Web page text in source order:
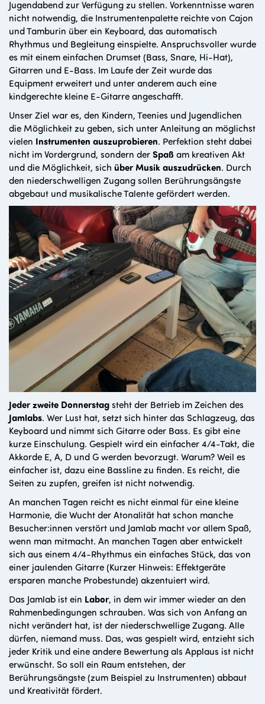
Jugendabend zur Verfügung zu stellen. Vorkenntnisse waren
nicht notwendig, die Instrumentenpalette reichte von Cajon
und Tamburin über ein Keyboard, das automatisch
Rhythmus und Begleitung einspielte. Anspruchsvoller wurde
es mit einem einfachen Drumset (Bass, Snare, Hi-Hat),
Gitarren und E-Bass. Im Laufe der Zeit wurde das
Equipment erweitert und unter anderem auch eine
kindgerechte kleine E-Gitarre angeschafft.
Unser Ziel war es, den Kindern, Teenies und Jugendlichen
die Möglichkeit zu geben, sich unter Anleitung an möglichst
vielen Instrumenten auszuprobieren. Perfektion steht dabei
nicht im Vordergrund, sondern derSpaß am kreativen Akt
und die Möglichkeit, sich über Musik auszudrücken. Durch
den niederschwelligen Zugang sollen Berührungsängste
abgebaut und musikalische Talente gefördert werden.
Jeder zweite Donnerstagsteht der Betrieb im Zeichen des
Jamlabs. Wer Lust hat, setzt sich hinter das Schlagzeug, das
Keyboard und nimmt sich Gitarre oder Bass. Es gibt eine
kurze Einschulung. Gespielt wird ein einfacher 4/4-Takt, die
Akkorde E, A, D und G werden bevorzugt. Warum? Weil es
einfacher ist, dazu eine Bassline zu finden. Es reicht, die
Seiten zu zupfen, greifen ist nicht notwendig.
An manchen Tagen reicht es nicht einmal für eine kleine
Harmonie, die Wucht der Atonalität hat schon manche
Besucher:innen verstört und Jamlab macht vor allem Spaß,
wenn man mitmacht. An manchen Tagen aber entwickelt
sich aus einem 4/4-Rhythmus ein einfaches Stück, das von
einer jaulenden Gitarre (Kurzer Hinweis: Effektgeräte
ersparen manche Probestunde) akzentuiert wird.
Das Jamlab ist ein Labor, in dem wir immer wieder an den
Rahmenbedingungen schrauben. Was sich von Anfang an
nicht verändert hat, ist der niederschwellige Zugang. Alle
dürfen, niemand muss. Das, was gespielt wird, entzieht sich
jeder Kritik und eine andere Bewertung als Applaus ist nicht
erwünscht. So soll ein Raum entstehen, der
Berührungsängste (zum Beispiel zu Instrumenten) abbaut
und Kreativität fördert.